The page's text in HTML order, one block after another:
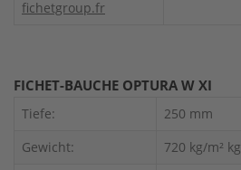
fichetgroup.fr
FICHET-BAUCHE OPTURA W XI
Tiefe:
250 mm
Gewicht:
720 kg/m² kg